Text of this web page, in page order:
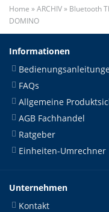
Home »ARCHIV» Bluetooth
DOMINO
Informationen
FAQs
Allgemeine
AGB Fachhandel
Ratgeber
Einheiten-Umrechner
Unternehmen
Kontakt